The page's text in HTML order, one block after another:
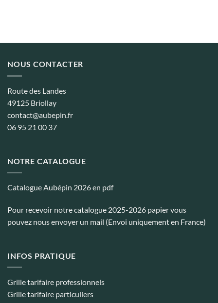
NOUS CONTACTER
Route des Landes
49125 Briollay
contact@aubepin.fr
06 95 21 00 37
NOTRE CATALOGUE
Catalogue Aubépin 2026 en pdf
Pour recevoir notre catalogue 2025-2026 papier vous
pouvez nous envoyer un mail (Envoi uniquement en France)
INFOS PRATIQUE
Grille tarifaire professionnels
Grille tarifaire particuliers